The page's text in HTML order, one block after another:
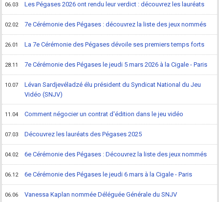
06.03 Les Pégases 2026 ont rendu leur verdict : découvrez les lauréats
02.02 7e Cérémonie des Pégases : découvrez la liste des jeux nommés
26.01 La 7e Cérémonie des Pégases dévoile ses premiers temps forts
28.11 7e Cérémonie des Pégases le jeudi 5 mars 2026 à la Cigale - Paris
10.07
Lévan Sardjevéladzé élu président du Syndicat National du Jeu
Vidéo (SNJV)
11.04 Comment négocier un contrat d'édition dans le jeu vidéo
07.03 Découvrez les lauréats des Pégases 2025
04.02 6e Cérémonie des Pégases : Découvrez la liste des jeux nommés
06.12 6e Cérémonie des Pégases le jeudi 6 mars à la Cigale - Paris
06.06 Vanessa Kaplan nommée Déléguée Générale du SNJV